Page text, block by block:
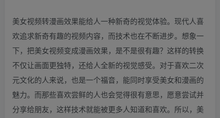
美女视频转漫画效果能给人一种新奇的视觉体验。现代人喜
欢追求新奇有趣的视频内容，而技术也在不断进步。想象一
下，把美女视频变成漫画效果，是不是很有趣？这样的转换
不仅让画面更独特，还给人全新的视觉感受。对于喜欢二次
元文化的人来说，也是一个福音，能同时享受美女和漫画的
魅力。而那些喜欢尝鲜的人也会觉得很有意思，愿意尝试并
分享给朋友，这样技术就能被更多人知道和喜欢。所以，美